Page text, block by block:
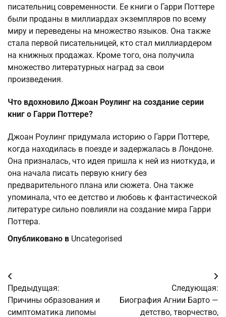
писательниц современности. Ее книги о Гарри Поттере
были проданы в миллиардах экземпляров по всему
миру и переведены на множество языков. Она также
стала первой писательницей, кто стал миллиардером
на книжных продажах. Кроме того, она получила
множество литературных наград за свои
произведения.
Что вдохновило Джоан Роулинг на создание серии
книг о Гарри Поттере?
Джоан Роулинг придумала историю о Гарри Поттере,
когда находилась в поезде и задержалась в Лондоне.
Она призналась, что идея пришла к ней из ниоткуда, и
она начала писать первую книгу без
предварительного плана или сюжета. Она также
упоминала, что ее детство и любовь к фантастической
литературе сильно повлияли на создание мира Гарри
Поттера.
Опубликовано в Uncategorised
Навигация
по
Предыдущая:
Причины образования и
симптоматика липомы
Следующая:
Биография Агнии Барто —
детство, творчество,